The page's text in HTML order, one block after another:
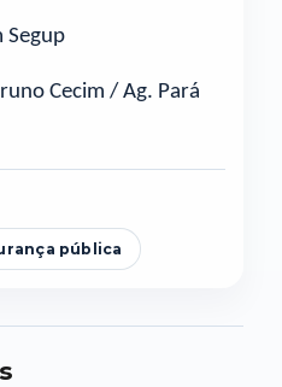
Segup
Cecim / Ag. Pará
pública